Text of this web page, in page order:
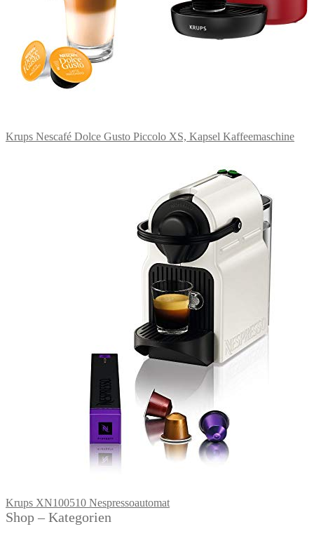
Krups Nescafé Dolce Gusto Piccolo XS, Kapsel Kaffeemaschine
Krups XN100510 Nespressoautomat
Shop – Kategorien